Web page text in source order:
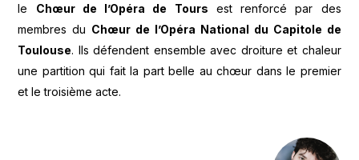
le Chœur de l’Opéra de Tours est renforcé par des
membres du Chœur de l’Opéra National du Capitole de
Toulouse. Ils défendent ensemble avec droiture et chaleur
une partition qui fait la part belle au chœur dans le premier
et le troisième acte.